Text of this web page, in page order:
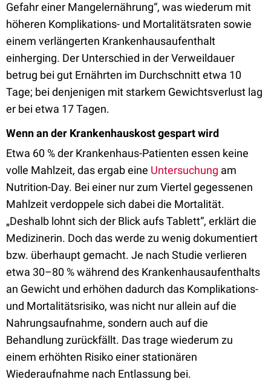
Gefahr einer Mangelernährung“, was wiederum mit
höheren Komplikations- und Mortalitätsraten sowie
einem verlängerten Krankenhausaufenthalt
einherging. Der Unterschied in der Verweildauer
betrug bei gut Ernährten im Durchschnitt etwa 10
Tage; bei denjenigen mit starkem Gewichtsverlust lag
er bei etwa 17 Tagen.
Wenn an der Krankenhauskost gespart wird
Etwa 60 % der Krankenhaus-Patienten essen keine
volle Mahlzeit, das ergab eine Untersuchung am
Nutrition-Day. Bei einer nur zum Viertel gegessenen
Mahlzeit verdoppele sich dabei die Mortalität.
„Deshalb lohnt sich der Blick aufs Tablett“, erklärt die
Medizinerin. Doch das werde zu wenig dokumentiert
bzw. überhaupt gemacht. Je nach Studie verlieren
etwa 30–80 % während des Krankenhausaufenthalts
an Gewicht und erhöhen dadurch das Komplikations-
und Mortalitätsrisiko, was nicht nur allein auf die
Nahrungsaufnahme, sondern auch auf die
Behandlung zurückfällt. Das trage wiederum zu
einem erhöhten Risiko einer stationären
Wiederaufnahme nach Entlassung bei.